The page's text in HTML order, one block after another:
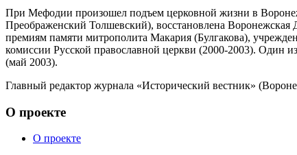
При Мефодии произошел подъем церковной жизни в
Преображенский Толшевский), восстановлена Воронежская
премиям памяти митрополита Макария (Булгакова),
комиссии Русской православной церкви (2000-2003). Один
(май 2003).
Главный редактор журнала «Исторический вестник»
О проекте
О проекте